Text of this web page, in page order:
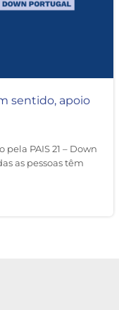
sentido, apoio
PAIS 21 – Down
as pessoas têm